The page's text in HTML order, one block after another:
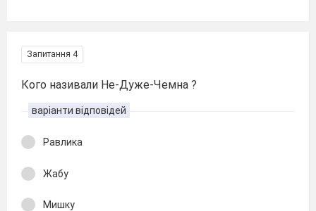
Запитання 4
Кого називали Не-Дуже-Чемна ?
варіанти відповідей
Равлика
Жабу
Мишку